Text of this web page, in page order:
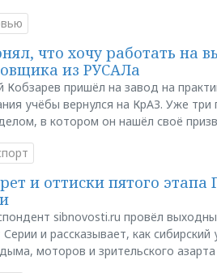
что хочу работать на
из РУСАЛа
Кобзарев пришёл на завод на
учёбы вернулся на КрАЗ. Уже
в котором он нашёл своё
и оттиски пятого
sibnovosti.ru провёл
и рассказывает, как
моторов и зрительского азарта